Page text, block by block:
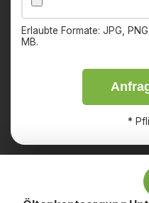
Erlaubte Formate: JPG,
MB.
*